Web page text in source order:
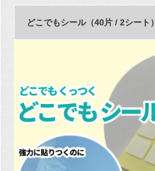
どこでもシール（40片 / 2シート）